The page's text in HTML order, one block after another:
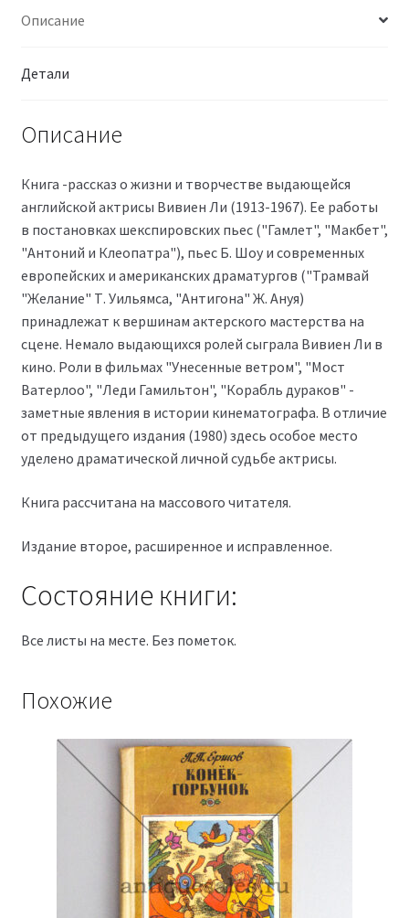
Описание
Детали
Описание
Книга -рассказ о жизни и творчестве выдающейся
английской актрисы Вивиен Ли (1913-1967). Ее работы
в постановках шекспировских пьес ("Гамлет", "Макбет",
"Антоний и Клеопатра"), пьес Б. Шоу и современных
европейских и американских драматургов ("Трамвай
"Желание" Т. Уильямса, "Антигона" Ж. Ануя)
принадлежат к вершинам актерского мастерства на
сцене. Немало выдающихся ролей сыграла Вивиен Ли в
кино. Роли в фильмах "Унесенные ветром", "Мост
Ватерлоо", "Леди Гамильтон", "Корабль дураков" -
заметные явления в истории кинематографа. В отличие
от предыдущего издания (1980) здесь особое место
уделено драматической личной судьбе актрисы.
Книга рассчитана на массового читателя.
Издание второе, расширенное и исправленное.
Состояние книги:
Все листы на месте. Без пометок.
Похожие